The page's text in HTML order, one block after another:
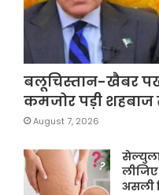
बलूचिस्तान-खैबर
कमजोर पड़ी शहबाज
August 7, 2026
असली